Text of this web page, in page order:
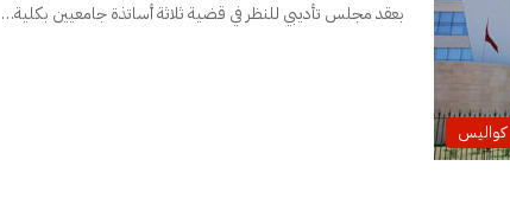
كواليس
بعقد مجلس تأديبي للنظر في قضية ثلاثة أساتذة جامعيين بكلية…